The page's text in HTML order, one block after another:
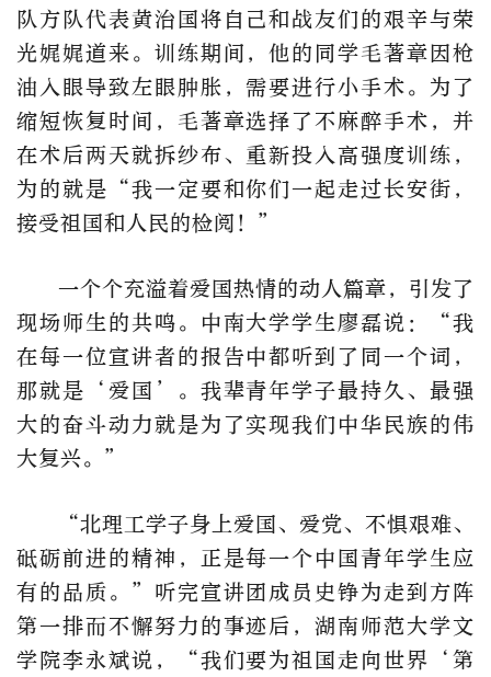
队方队代表黄治国将自己和战友们的艰辛与荣
光娓娓道来。训练期间，他的同学毛著章因枪
油入眼导致左眼肿胀，需要进行小手术。为了
缩短恢复时间，毛著章选择了不麻醉手术，并
在术后两天就拆纱布、重新投入高强度训练，
为的就是“我一定要和你们一起走过长安街，
接受祖国和人民的检阅！”
一个个充溢着爱国热情的动人篇章，引发了
现场师生的共鸣。中南大学学生廖磊说：“我
在每一位宣讲者的报告中都听到了同一个词，
那就是‘爱国’。我辈青年学子最持久、最强
大的奋斗动力就是为了实现我们中华民族的伟
大复兴。”
“北理工学子身上爱国、爱党、不惧艰难、
砥砺前进的精神，正是每一个中国青年学生应
有的品质。”听完宣讲团成员史铮为走到方阵
第一排而不懈努力的事迹后，湖南师范大学文
学院李永斌说，“我们要为祖国走向世界‘第